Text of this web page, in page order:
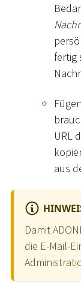
fertig
URL
aus
Damit
die E-Mail-